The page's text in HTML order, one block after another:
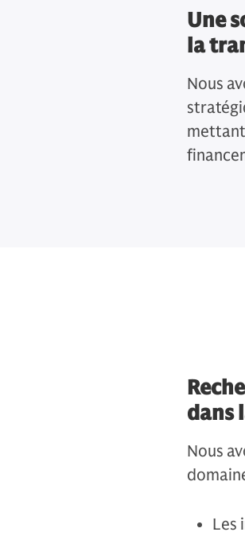
Une
la
Nous
dans
Nous
Les